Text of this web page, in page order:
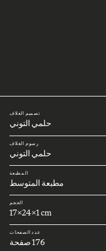
تصميم الغلاف
حلمي التوني
رسوم الغلاف
حلمي التوني
المطبعة
مطبعة المتوسط
الحجم
17x24x1 cm
عدد الصفحات
176 صفحة